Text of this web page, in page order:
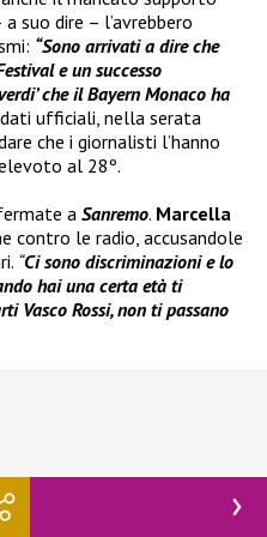
suo dire – l’avrebbero
“Sono arrivati a dire che
e un successo
che il Bayern Monaco ha
ufficiali, nella serata
che i giornalisti l’hanno
al 28º.
a Sanremo. Marcella
contro le radio, accusandole
“Ci sono discriminazioni e lo
hai una certa età ti
Vasco Rossi, non ti passano